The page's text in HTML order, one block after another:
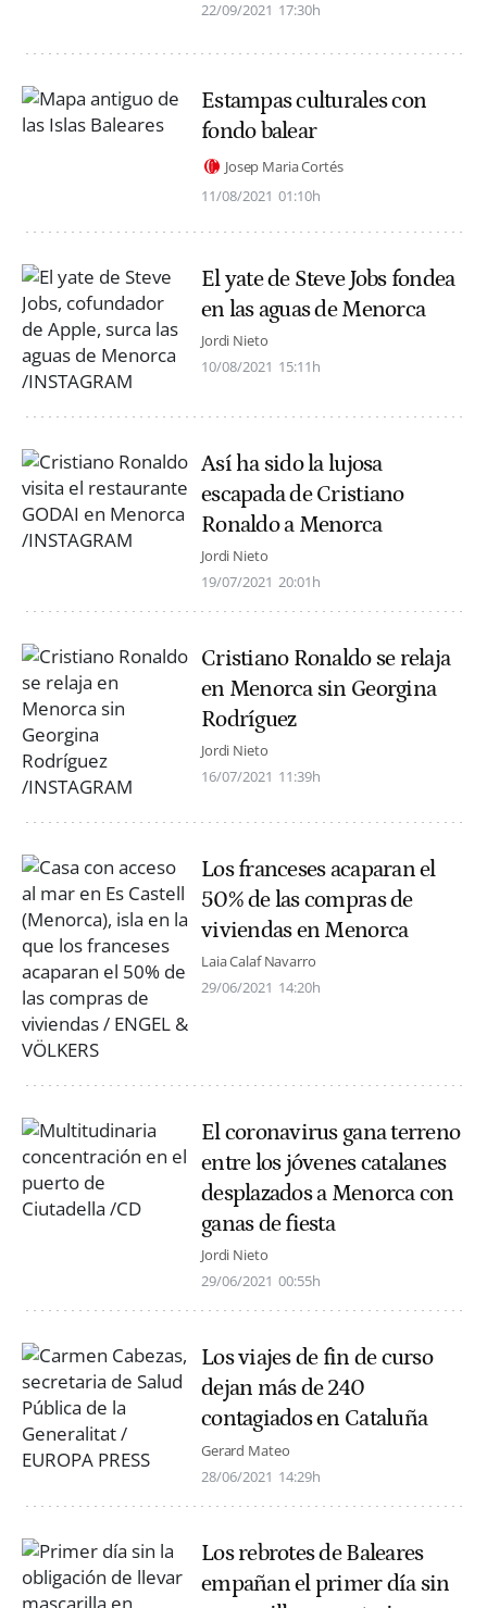
22/09/2021 17:30h
Estampas culturales con
fondo balear
Josep Maria Cortés
11/08/2021 01:10h
El yate de Steve Jobs fondea
en las aguas de Menorca
Jordi Nieto
10/08/2021 15:11h
Así ha sido la lujosa
escapada de Cristiano
Ronaldo a Menorca
Jordi Nieto
19/07/2021 20:01h
Cristiano Ronaldo se relaja
en Menorca sin Georgina
Rodríguez
Jordi Nieto
16/07/2021 11:39h
Los franceses acaparan el
50% de las compras de
viviendas en Menorca
Laia Calaf Navarro
29/06/2021 14:20h
El coronavirus gana terreno
entre los jóvenes catalanes
desplazados a Menorca con
ganas de fiesta
Jordi Nieto
29/06/2021 00:55h
Los viajes de fin de curso
dejan más de 240
contagiados en Cataluña
Gerard Mateo
28/06/2021 14:29h
Los rebrotes de Baleares
empañan el primer día sin